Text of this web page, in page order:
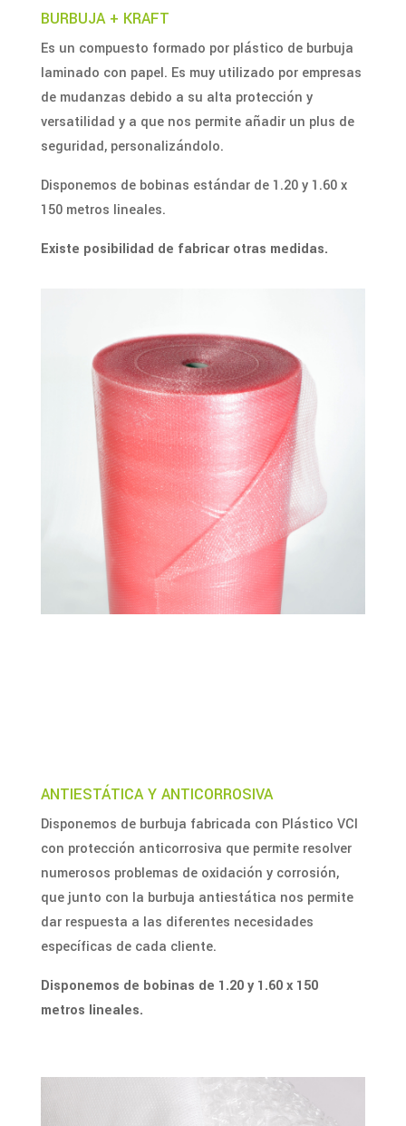
BURBUJA + KRAFT
Es un compuesto formado por plástico de burbuja
laminado con papel. Es muy utilizado por empresas
de mudanzas debido a su alta protección y
versatilidad y a que nos permite añadir un plus de
seguridad, personalizándolo.
Disponemos de bobinas estándar de 1.20 y 1.60 x
150 metros lineales.
Existe posibilidad de fabricar otras medidas.
ANTIESTÁTICA Y ANTICORROSIVA
Disponemos de burbuja fabricada con Plástico VCI
con protección anticorrosiva que permite resolver
numerosos problemas de oxidación y corrosión,
que junto con la burbuja antiestática nos permite
dar respuesta a las diferentes necesidades
específicas de cada cliente.
Disponemos de bobinas de 1.20 y 1.60 x 150
metros lineales.